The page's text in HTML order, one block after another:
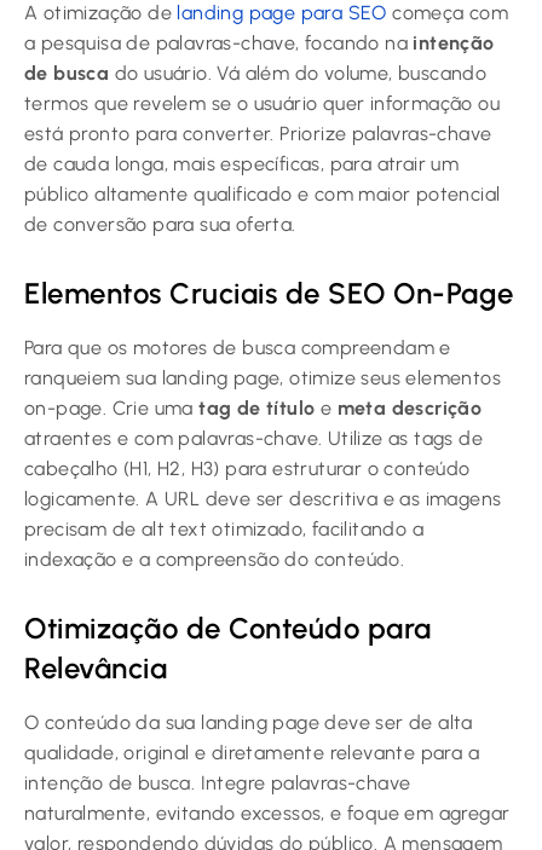
A otimização de landing page para SEO começa com
a pesquisa de palavras-chave, focando na intenção
de busca do usuário. Vá além do volume, buscando
termos que revelem se o usuário quer informação ou
está pronto para converter. Priorize palavras-chave
de cauda longa, mais específicas, para atrair um
público altamente qualificado e com maior potencial
de conversão para sua oferta.
Elementos Cruciais de SEO On-Page
Para que os motores de busca compreendam e
ranqueiem sua landing page, otimize seus elementos
on-page. Crie umatag de título e meta descrição
atraentes e com palavras-chave. Utilize as tags de
cabeçalho (H1, H2, H3) para estruturar o conteúdo
logicamente. A URL deve ser descritiva e as imagens
precisam de alt text otimizado, facilitando a
indexação e a compreensão do conteúdo.
Otimização de Conteúdo para
Relevância
O conteúdo da sua landing page deve ser de alta
qualidade, original e diretamente relevante para a
intenção de busca. Integre palavras-chave
naturalmente, evitando excessos, e foque em agregar
valor, respondendo dúvidas do público. A mensagem